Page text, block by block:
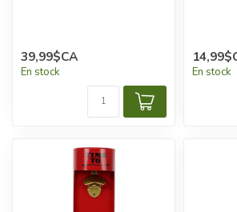
39,99$CA
En stock En stock